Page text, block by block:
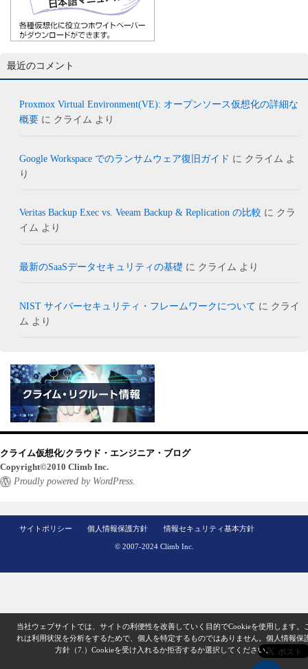
最近のコメント
Proxmox Virtual Environment(VE): オープンソース仮想化の詳細な
概要 に クライム より
Google Workspace でのランサムウェア復旧ガイド に クライム よ
り
Veritas Backup Exec vs. Veeam Backup & Replication の比較 に クラ
イム より
最新のSaaSデータセキュリティの基礎 に クライム より
NIST サイバーセキュリティ・フレームワークについて に クライ
ム より
クライム仮想化/クラウド・エンジニア・ブログ
Copyright©2010 Climb Inc.
Proudly powered by WordPress.
サイトポリシー 個人情報保護方針 情報セキュリティ基本方針
© 2007-2024 Climb Inc.
当社ウェブサイトでは、サイトの利便性を改善していく目的でCookieを使用します。
れは利用状況を分析をするためで、個人を特定するものではありません。 個人情報保
方針（7.） Cookieを受け入れるか拒否するか選択してください。